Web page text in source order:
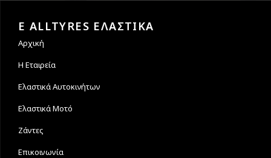
E ALLTYRES ΕΛΑΣΤΙΚΑ
Αρχική
Η Εταιρεία
Ελαστικά Αυτοκινήτων
Ελαστικά Μοτό
Ζάντες
Επικοινωνία